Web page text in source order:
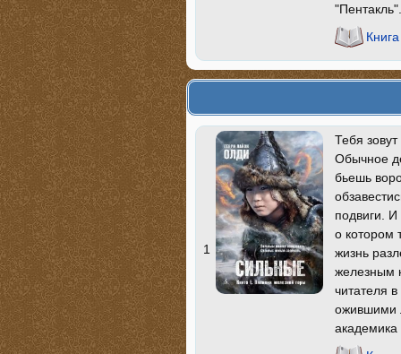
1
Тебя
Обычное
бьешь
подвиги.
о котором
жизнь
железным
читателя
ожившими